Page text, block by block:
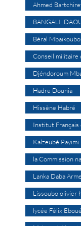
Ahmed
BANGALI
Béral
Conseil militaire
Djéndoroum
Hadre Dounia
Hissène Habré
Institut Français
Kalzeubé
la Commission
Lanka Daba
Lissoubo olivier
lycée Félix Eboué